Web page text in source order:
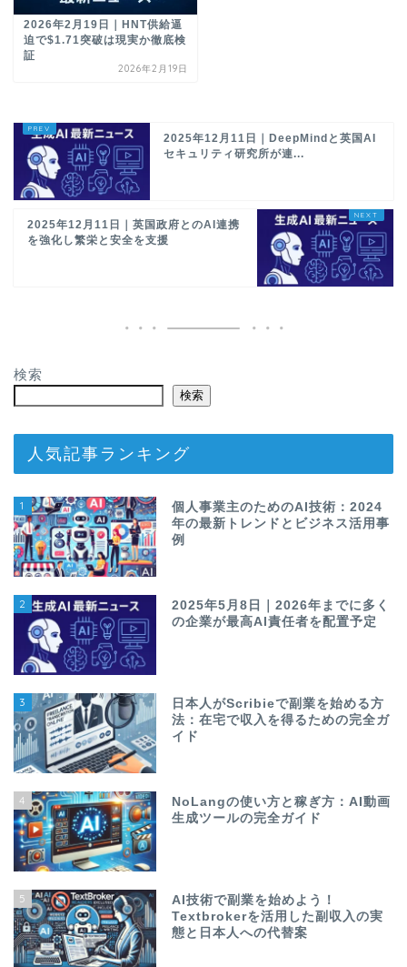
2026年2月19日｜HNT供給逼
迫で$1.71突破は現実か徹底検
証
2026年2月19日
2025年12月11日｜DeepMindと英国AI
セキュリティ研究所が連...
2025年12月11日｜英国政府とのAI連携
を強化し繁栄と安全を支援
検索
検索
人気記事ランキング
1
個人事業主のためのAI技術：2024
年の最新トレンドとビジネス活用事
例
2
2025年5月8日｜2026年までに多く
の企業が最高AI責任者を配置予定
3
日本人がScribieで副業を始める方
法：在宅で収入を得るための完全ガ
イド
4
NoLangの使い方と稼ぎ方：AI動画
生成ツールの完全ガイド
5
AI技術で副業を始めよう！
Textbrokerを活用した副収入の実
態と日本人への代替案